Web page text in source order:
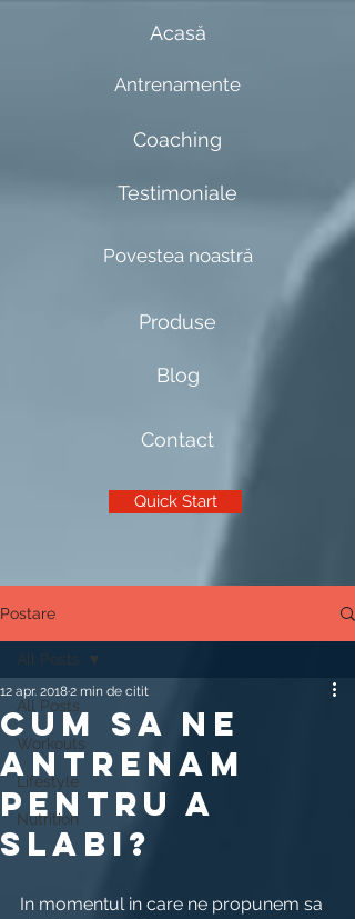
Acasă
Antrenamente
Coaching
Testimoniale
Produse
Blog
Quick Start
Povestea noastră
Contact
Postare
All Posts
Workouts
Lifestyle
Nutrition
All Posts
CUM SA NE
ANTRENAM
PENTRU A
SLABI?
12 apr. 20182 min de citit
In momentul in care ne propunem sa